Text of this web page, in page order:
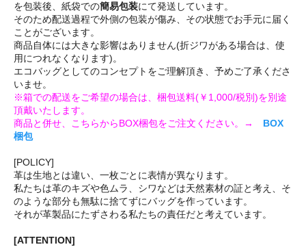
を包装後、紙袋での簡易包装にて発送しています。
そのため配送過程で外側の包装が傷み、その状態でお手元に届く
ことがございます。
商品自体には大きな影響はありません(折ジワがある場合は、使
用につれなくなります)。
エコバッグとしてのコンセプトをご理解頂き、予めご了承くださ
いませ。
※箱での配送をご希望の場合は、梱包送料(￥1,000/税別)を別途
頂戴いたします。
商品と併せ、こちらからBOX梱包をご注文ください。→ BOX
梱包
[POLICY]
革は生地とは違い、一枚ごとに表情が異なります。
私たちは革のキズや色ムラ、シワなどは天然素材の証と考え、そ
のような部分も無駄に捨てずにバッグを作っています。
それが革製品にたずさわる私たちの責任だと考えています。
[ATTENTION]